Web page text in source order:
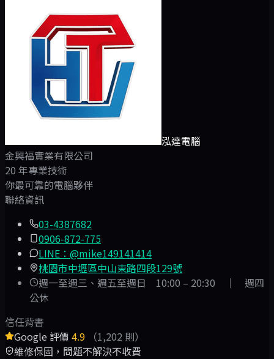
泓達電腦
金興福實業有限公司
20 年專業技術
你最可靠的電腦夥伴
聯絡資訊
03-4387682
0906-872-775
LINE：@mike149141414
桃園市中壢區中山東路四段129號
週一至週三、週五至週日 10:00 – 20:30 ｜ 週四
公休
信任背書
Google 評價 4.9 （1,202 則）
維修保固，問題不解決不收費